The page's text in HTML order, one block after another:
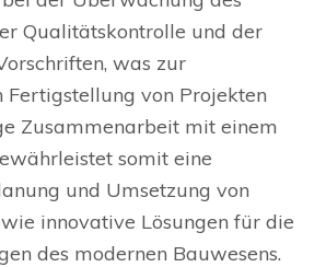
Qualitätskontrolle und der
was zur
Fertigstellung von Projekten
Zusammenarbeit mit einem
somit eine
und Umsetzung von
innovative Lösungen für die
des modernen Bauwesens.